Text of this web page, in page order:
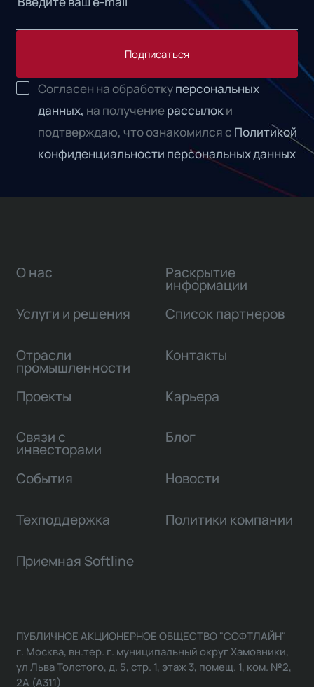
Подписаться
Согласен на обработкуперсональных
данных, на получениерассылоки
подтверждаю, что ознакомился с Политикой
конфиденциальности персональных данных
О нас
Услуги и решения
Отрасли
промышленности
Проекты
Связи с
инвесторами
Раскрытие
информации
Список партнеров
Контакты
Карьера
Блог
События Новости
Техподдержка Политики компании
Приемная Softline
ПУБЛИЧНОЕ АКЦИОНЕРНОЕ ОБЩЕСТВО "СОФТЛАЙН"
г. Москва, вн.тер. г. муниципальный округ Хамовники,
ул Льва Толстого, д. 5, стр. 1, этаж 3, помещ. 1, ком. №2,
2А (А311)